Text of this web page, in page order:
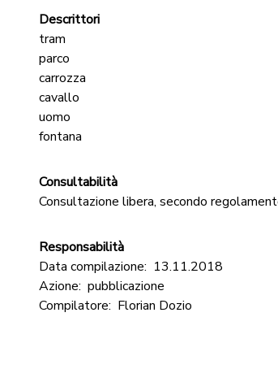
Descrittori
tram
parco
carrozza
cavallo
uomo
fontana
Consultabilità
Consultazione libera, secondo
Responsabilità
Data compilazione: 13.11.2018
Azione: pubblicazione
Compilatore: Florian Dozio